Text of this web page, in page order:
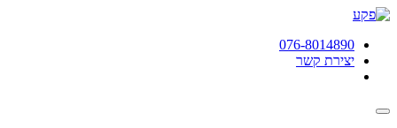
תחילתו
אינטרנט,
לחץ
כדי
076-8014890
יצירת קשר